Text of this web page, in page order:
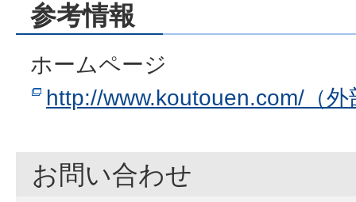
参考情報
ホームページ
http://www.koutouen.com/（
お問い合わせ